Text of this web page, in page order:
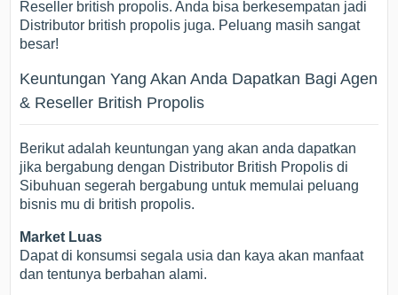
Reseller british propolis. Anda bisa berkesempatan jadi
Distributor british propolis juga. Peluang masih sangat
besar!
Keuntungan Yang Akan Anda Dapatkan Bagi Agen
& Reseller British Propolis
Berikut adalah keuntungan yang akan anda dapatkan
jika bergabung dengan Distributor British Propolis di
Sibuhuan segerah bergabung untuk memulai peluang
bisnis mu di british propolis.
Market Luas
Dapat di konsumsi segala usia dan kaya akan manfaat
dan tentunya berbahan alami.